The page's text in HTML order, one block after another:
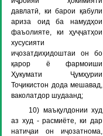
давлатӣ, ки барои қабули
ариза оид ба намудҳои
фаъолияте, ки ҳуҷҷатҳои
хусусияти
иҷозатдиҳидоштаи он бо
қарор ё фармоиши
Ҳукумати Ҷумҳурии
Тоҷикистон дода мешавад,
ваколатдор шудаанд;
10) маъқулдонии худ
аз худ- расмиёте, ки дар
натиҷаи он иҷозатнома,